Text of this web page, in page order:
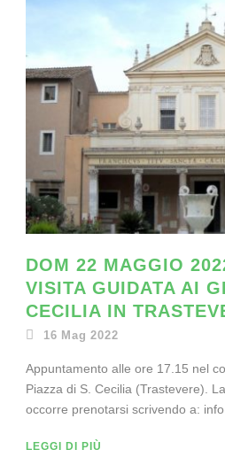
DOM 22 MAGGIO
VISITA GUIDATA AI
CECILIA IN
16 Mag 2022
Appuntamento alle ore 17.15 nel
Piazza di S. Cecilia (Trastevere).
occorre prenotarsi scrivendo a:
LEGGI DI PIÙ